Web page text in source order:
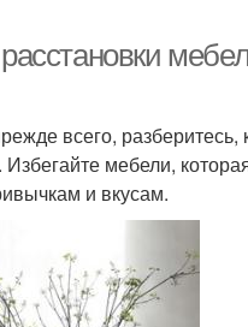
всего, разберитесь,
мебели,
и вкусам.